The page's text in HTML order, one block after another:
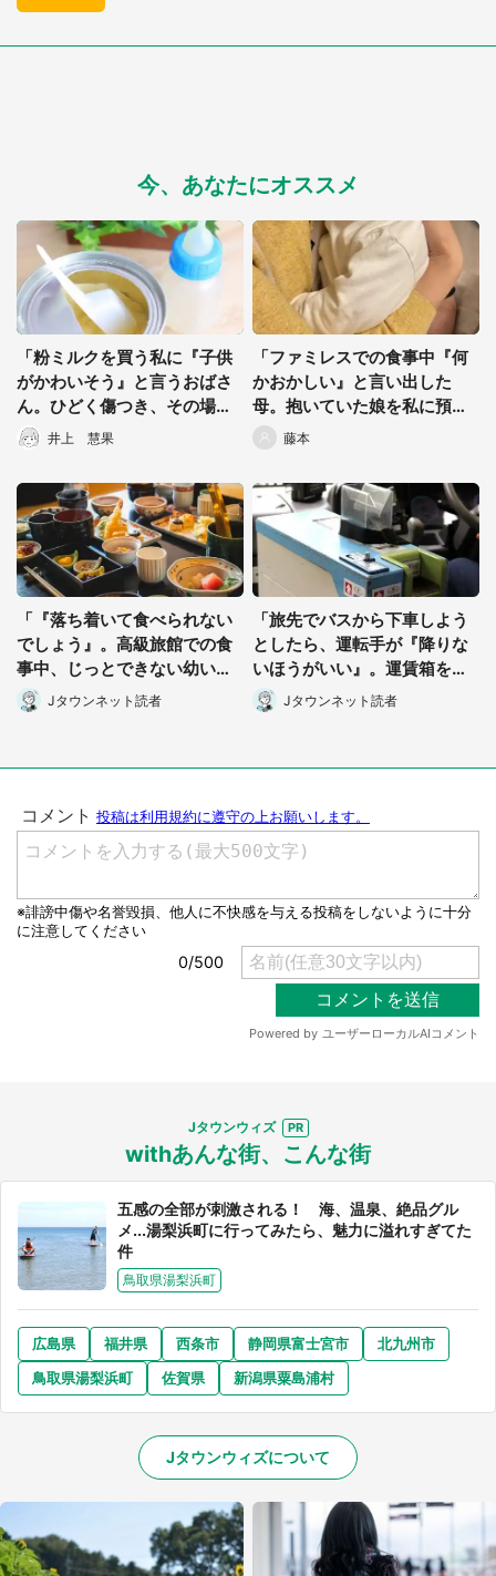
今、あなたにオススメ
「粉ミルクを買う私に『子供
がかわいそう』と言うおばさ
ん。ひどく傷つき、その場を
離れようとすると...」（群馬
井上 慧果
「ファミレスでの食事中『何
かおかしい』と言い出した
母。抱いていた娘を私に預け
た直後...」（千葉県・40代女
性）
藤本
「『落ち着いて食べられない
でしょう』。高級旅館での食
事中、じっとできない幼い息
子に中年の男性客が...」（東
京都・40代男性）
Jタウンネット読者
「旅先でバスから下車しよう
としたら、運転手が『降りな
いほうがいい』。運賃箱を塞
いでまで止めてきて...」（神
奈川県・60代男性）
Jタウンネット読者
Jタウンウィズ
withあんな街、こんな街
五感の全部が刺激される！ 海、温泉、絶品グル
メ...湯梨浜町に行ってみたら、魅力に溢れすぎてた
件
鳥取県湯梨浜町
広島県 福井県 西条市 静岡県富士宮市
北九州市
鳥取県湯梨浜町
佐賀県 新潟県粟島浦村
Jタウンウィズについて